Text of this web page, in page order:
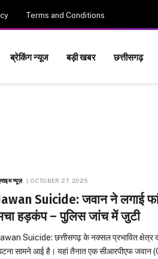
Terms and Conditions
ब्रेकिंग न्यूज बड़ी खबर छत्तीसगढ़
न्यूज़ OCTOBER 27, 2025
Suicide: जवान ने लगाई
हड़कंप – पुलिस जांच में जुटी
Suicide: छत्तीसगढ़ के नक्सल प्रभावित क्षेत्र
सामने आई है। यहां तैनात एक सीआरपीएफ